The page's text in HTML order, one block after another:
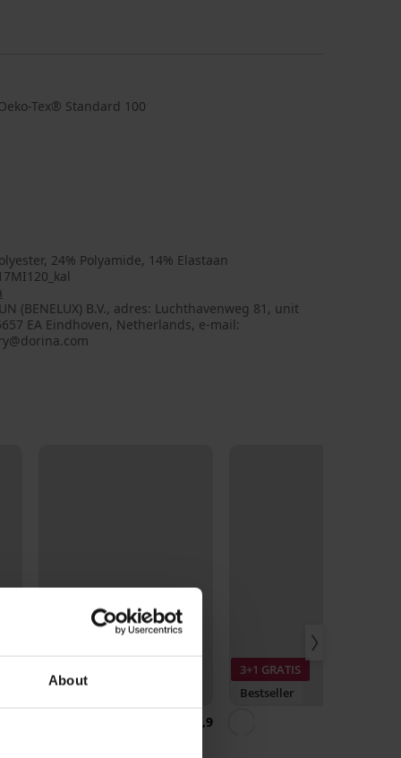
About
Tex® Standard 100
24% Polyamide, 14% Elastaan
(BENELUX) B.V., adres: Luchthavenweg 81, unit
EA Eindhoven, Netherlands, e-mail:
4,9
3+1 GRATIS
Bestseller